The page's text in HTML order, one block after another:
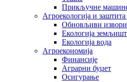
Прикључне
Агроекологија и
Обновљиви
Екологија
Екологија вода
Агроекономија
Финансије
Аграрни буџет
Осигурање